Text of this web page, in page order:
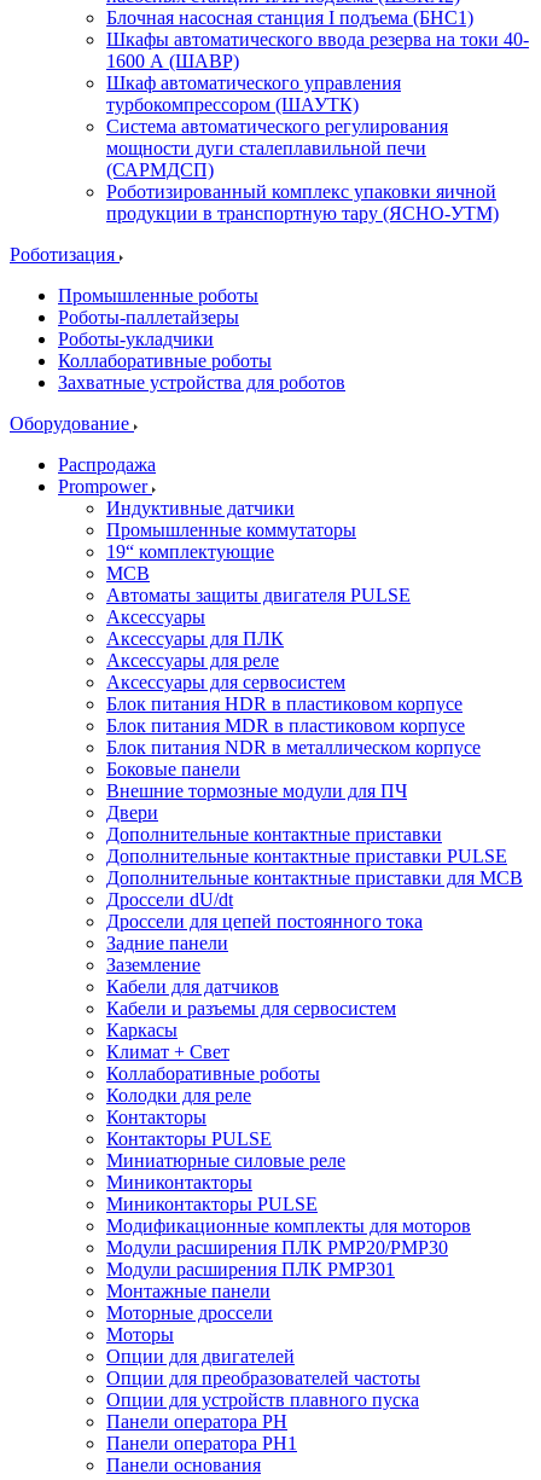
Блочная насосная станция I подъема (БНС1)
Шкафы автоматического ввода резерва на токи 40-
1600 А (ШАВР)
Шкаф автоматического управления
турбокомпрессором (ШАУТК)
Система автоматического регулирования
мощности дуги сталеплавильной печи
(САРМДСП)
Роботизированный комплекс упаковки яичной
продукции в транспортную тару (ЯСНО-УТМ)
Роботизация
Промышленные роботы
Роботы-паллетайзеры
Роботы-укладчики
Коллаборативные роботы
Захватные устройства для роботов
Оборудование
Распродажа
Prompower
Индуктивные датчики
Промышленные коммутаторы
19“ комплектующие
MCB
Автоматы защиты двигателя PULSE
Аксессуары
Аксессуары для ПЛК
Аксессуары для реле
Аксессуары для сервосистем
Блок питания HDR в пластиковом корпусе
Блок питания MDR в пластиковом корпусе
Блок питания NDR в металлическом корпусе
Боковые панели
Внешние тормозные модули для ПЧ
Двери
Дополнительные контактные приставки
Дополнительные контактные приставки PULSE
Дополнительные контактные приставки для MCB
Дроссели dU/dt
Дроссели для цепей постоянного тока
Задние панели
Заземление
Кабели для датчиков
Кабели и разъемы для сервосистем
Каркасы
Климат + Свет
Коллаборативные роботы
Колодки для реле
Контакторы
Контакторы PULSE
Миниатюрные силовые реле
Миниконтакторы
Миниконтакторы PULSE
Модификационные комплекты для моторов
Модули расширения ПЛК PMP20/PMP30
Модули расширения ПЛК PMP301
Монтажные панели
Моторные дроссели
Моторы
Опции для двигателей
Опции для преобразователей частоты
Опции для устройств плавного пуска
Панели оператора PH
Панели оператора PH1
Панели основания